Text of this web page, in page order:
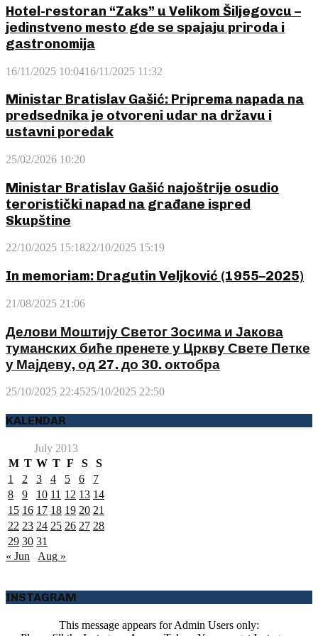
Hotel-restoran “Zaks” u Velikom Šiljegovcu –
jedinstveno mesto gde se spajaju priroda i
gastronomija
16/11/2025 10:0416/11/2025 11:32
Ministar Bratislav Gašić: Priprema napada na
predsednika je otvoreni udar na državu i
ustavni poredak
25/02/2026 10:20
Ministar Bratislav Gašić najoštrije osudio
teroristički napad na građane ispred
Skupštine
22/10/2025 15:1822/10/2025 15:19
In memoriam: Dragutin Veljković (1955–2025)
21/08/2025 21:06
Делови Моштију Светог Зосима и Јакова
туманских биће пренете у Цркву Свете Петке
у Мајдеву, од 27. до 30. октобра
25/10/2025 22:4525/10/2025 22:50
KALENDAR
July 2013
M T W T F S
S
1
2 3 4 5 6
7
8
9 10 11 12 13 14
15 16 17 18 19 20 21
22 23 24 25 26 27 28
29 30 31
« Jun
Aug »
INSTAGRAM
This message appears for Admin Users only: